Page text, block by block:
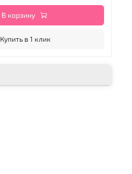
В корзину
Купить в 1 клик